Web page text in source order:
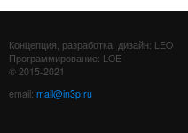
Концепция, разработка, дизайн: LEO
Программирование: LOE
© 2015-2021
email: mail@in3p.ru